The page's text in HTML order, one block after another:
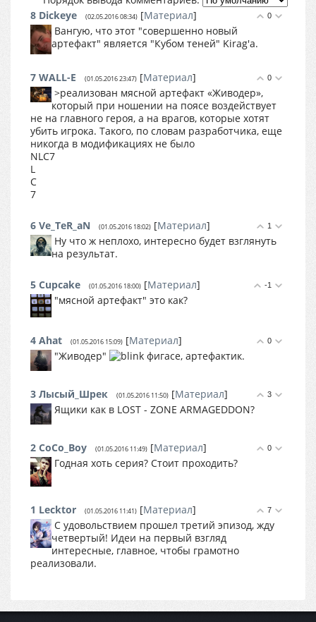
0
8 Dickeye (02.05.2016 08:34) [Материал]
Вангую, что этот "совершенно новый
артефакт" является "Кубом теней" Kirag'a.
0
7 WALL-E (01.05.2016 23:47) [Материал]
>реализован мясной артефакт «Живодер»,
который при ношении на поясе воздействует
не на главного героя, а на врагов, которые хотят
убить игрока. Такого, по словам разработчика, еще
никогда в модификациях не было
NLC7
L
C
7
1
6 Ve_TeR_aN (01.05.2016 18:02) [Материал]
Ну что ж неплохо, интересно будет взглянуть
на результат.
-1
5 Cupcake (01.05.2016 18:00) [Материал]
"мясной артефакт" это как?
0
4 Ahat (01.05.2016 15:09) [Материал]
"Живодер"
фигасе, артефактик.
3
3 Лысый_Шрек (01.05.2016 11:50) [Материал]
Ящики как в LOST - ZONE ARMAGEDDON?
0
2 CoCo_Boy (01.05.2016 11:49) [Материал]
Годная хоть серия? Стоит проходить?
7
1 Lecktor (01.05.2016 11:41) [Материал]
С удовольствием прошел третий эпизод, жду
четвертый! Идеи на первый взгляд
интересные, главное, чтобы грамотно
реализовали.